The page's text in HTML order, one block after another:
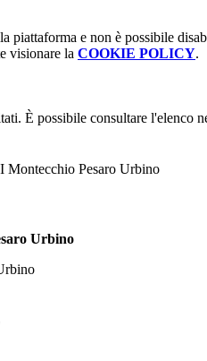
piattaforma e non è possibile
visionare la COOKIE POLICY.
È possibile consultare l'elenco
Montecchio Pesaro Urbino
Urbino